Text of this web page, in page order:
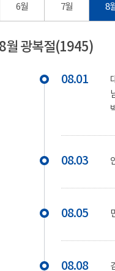
6월 7월 8
8월 광복절(1945)
08.01
08.03
08.05
08.08